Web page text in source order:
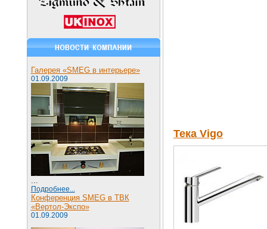
Галерея «SMEG в интерьере»
01.09.2009
...
Подробнее...
Конференция SMEG в ТВК
«Вертол-Экспо»
01.09.2009
Тека Vigo